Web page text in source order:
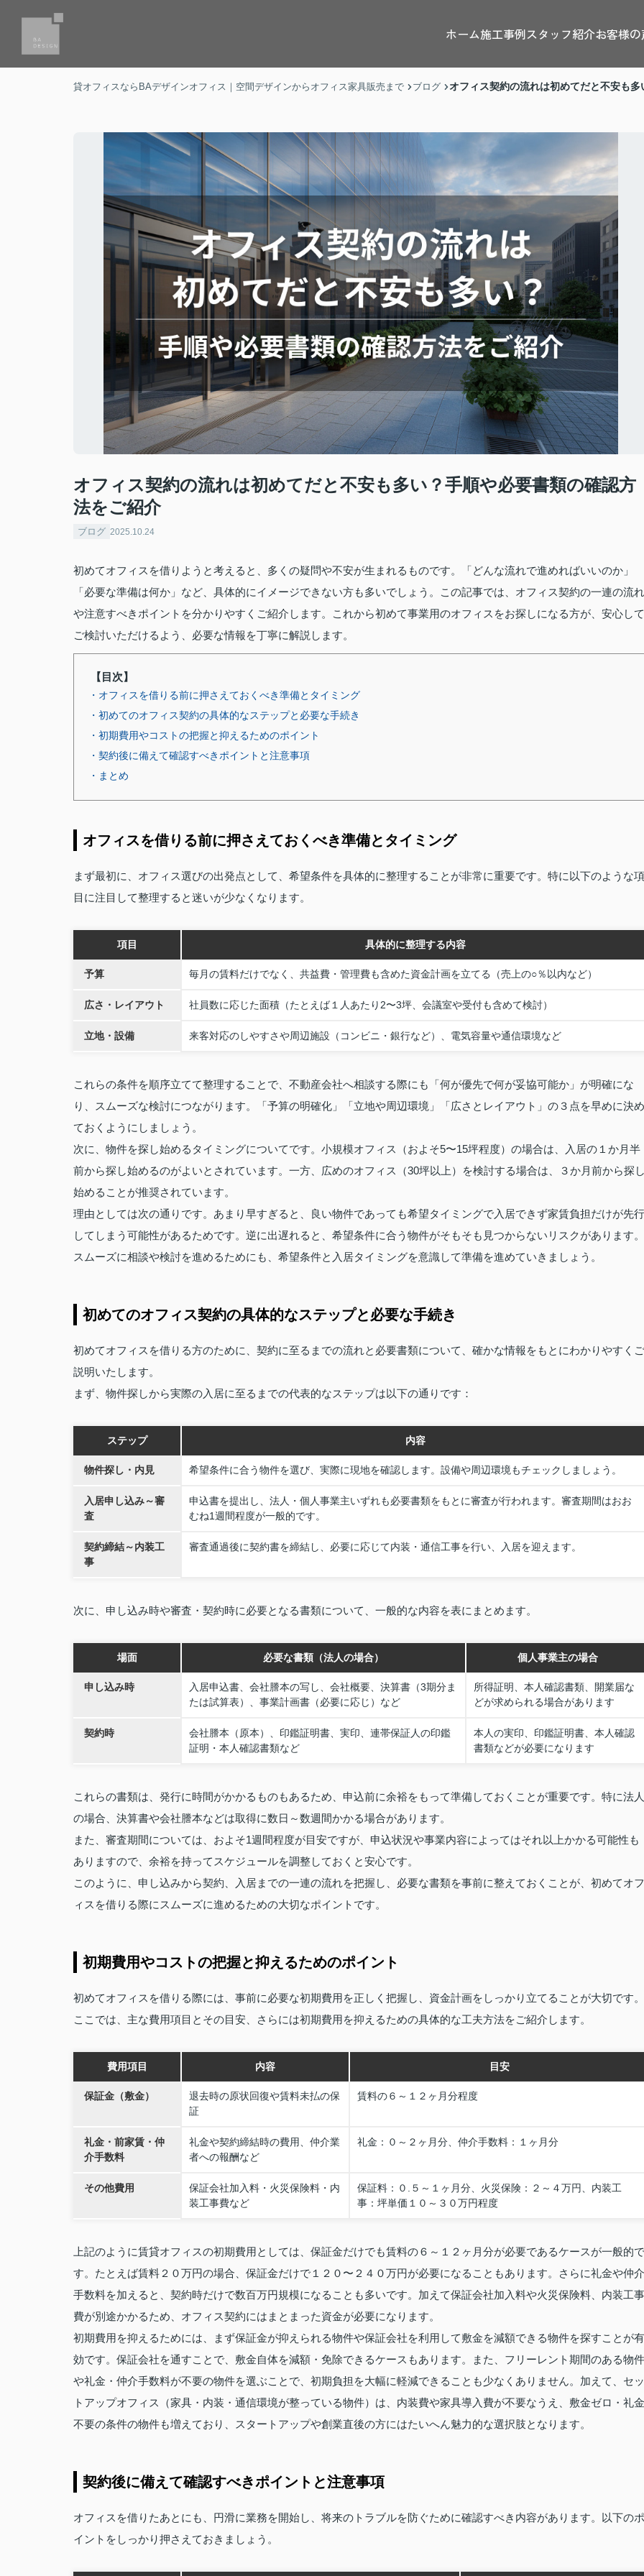
ホーム施工事例スタッフ紹介お客様
貸オフィスならBAデザインオフィス｜空間デザインからオフィス家具販売まで ブログ オフィス契約の流れは初めてだと不安も
オフィス契約の流れは初めてだと不安も多い？手順や必要書類の確認方
法をご紹介
ブログ 2025.10.24
初めてオフィスを借りようと考えると、多くの疑問や不安が生まれるものです。「どんな流れで進めればいいのか」
「必要な準備は何か」など、具体的にイメージできない方も多いでしょう。この記事では、オフィス契約の一連の流れ
や注意すべきポイントを分かりやすくご紹介します。これから初めて事業用のオフィスをお探しになる方が、安心して
ご検討いただけるよう、必要な情報を丁寧に解説します。
【目次】
・オフィスを借りる前に押さえておくべき準備とタイミング
・初めてのオフィス契約の具体的なステップと必要な手続き
・初期費用やコストの把握と抑えるためのポイント
・契約後に備えて確認すべきポイントと注意事項
・まとめ
オフィスを借りる前に押さえておくべき準備とタイミング
まず最初に、オフィス選びの出発点として、希望条件を具体的に整理することが非常に重要です。特に以下のような項
目に注目して整理すると迷いが少なくなります。
項目 具体的に整理する内容
予算 毎月の賃料だけでなく、共益費・管理費も含めた資金計画を立てる（売上の○％以内など）
広さ・レイアウト 社員数に応じた面積（たとえば１人あたり2〜3坪、会議室や受付も含めて検討）
立地・設備 来客対応のしやすさや周辺施設（コンビニ・銀行など）、電気容量や通信環境など
これらの条件を順序立てて整理することで、不動産会社へ相談する際にも「何が優先で何が妥協可能か」が明確にな
り、スムーズな検討につながります。「予算の明確化」「立地や周辺環境」「広さとレイアウト」の３点を早めに決め
ておくようにしましょう。
次に、物件を探し始めるタイミングについてです。小規模オフィス（およそ5〜15坪程度）の場合は、入居の１か月半
前から探し始めるのがよいとされています。一方、広めのオフィス（30坪以上）を検討する場合は、３か月前から探
始めることが推奨されています。
理由としては次の通りです。あまり早すぎると、良い物件であっても希望タイミングで入居できず家賃負担だけが先行
してしまう可能性があるためです。逆に出遅れると、希望条件に合う物件がそもそも見つからないリスクがあります。
スムーズに相談や検討を進めるためにも、希望条件と入居タイミングを意識して準備を進めていきましょう。
初めてのオフィス契約の具体的なステップと必要な手続き
初めてオフィスを借りる方のために、契約に至るまでの流れと必要書類について、確かな情報をもとにわかりやすくご
説明いたします。
まず、物件探しから実際の入居に至るまでの代表的なステップは以下の通りです：
ステップ 内容
物件探し・内見 希望条件に合う物件を選び、実際に現地を確認します。設備や周辺環境もチェックしましょう。
入居申し込み～審
査
申込書を提出し、法人・個人事業主いずれも必要書類をもとに審査が行われます。審査期間はおお
むね1週間程度が一般的です。
契約締結～内装工
事
審査通過後に契約書を締結し、必要に応じて内装・通信工事を行い、入居を迎えます。
次に、申し込み時や審査・契約時に必要となる書類について、一般的な内容を表にまとめます。
場面 必要な書類（法人の場合） 個人事業主の場合
申し込み時
入居申込書、会社謄本の写し、会社概要、決算書（3期分ま
たは試算表）、事業計画書（必要に応じ）など
所得証明、本人確認書類、開業届な
どが求められる場合があります
契約時
会社謄本（原本）、印鑑証明書、実印、連帯保証人の印鑑
証明・本人確認書類など
本人の実印、印鑑証明書、本人確認
書類などが必要になります
これらの書類は、発行に時間がかかるものもあるため、申込前に余裕をもって準備しておくことが重要です。特に法人
の場合、決算書や会社謄本などは取得に数日～数週間かかる場合があります。
また、審査期間については、およそ1週間程度が目安ですが、申込状況や事業内容によってはそれ以上かかる可能性も
ありますので、余裕を持ってスケジュールを調整しておくと安心です。
このように、申し込みから契約、入居までの一連の流れを把握し、必要な書類を事前に整えておくことが、初めてオフ
ィスを借りる際にスムーズに進めるための大切なポイントです。
初期費用やコストの把握と抑えるためのポイント
初めてオフィスを借りる際には、事前に必要な初期費用を正しく把握し、資金計画をしっかり立てることが大切です。
ここでは、主な費用項目とその目安、さらには初期費用を抑えるための具体的な工夫方法をご紹介します。
費用項目 内容 目安
保証金（敷金）
退去時の原状回復や賃料未払の保
証
賃料の６～１２ヶ月分程度
礼金・前家賃・仲
介手数料
礼金や契約締結時の費用、仲介業
者への報酬など
礼金：０～２ヶ月分、仲介手数料：１ヶ月分
その他費用
保証会社加入料・火災保険料・内
装工事費など
保証料：０.５～１ヶ月分、火災保険：２～４万円、内装工
事：坪単価１０～３０万円程度
上記のように賃貸オフィスの初期費用としては、保証金だけでも賃料の６～１２ヶ月分が必要であるケースが一般的で
す。たとえば賃料２０万円の場合、保証金だけで１２０〜２４０万円が必要になることもあります。さらに礼金や仲介
手数料を加えると、契約時だけで数百万円規模になることも多いです。加えて保証会社加入料や火災保険料、内装工事
費が別途かかるため、オフィス契約にはまとまった資金が必要になります。
初期費用を抑えるためには、まず保証金が抑えられる物件や保証会社を利用して敷金を減額できる物件を探すことが有
効です。保証会社を通すことで、敷金自体を減額・免除できるケースもあります。また、フリーレント期間のある物件
や礼金・仲介手数料が不要の物件を選ぶことで、初期負担を大幅に軽減できることも少なくありません。加えて、セッ
トアップオフィス（家具・内装・通信環境が整っている物件）は、内装費や家具導入費が不要なうえ、敷金ゼロ・礼金
不要の条件の物件も増えており、スタートアップや創業直後の方にはたいへん魅力的な選択肢となります。
契約後に備えて確認すべきポイントと注意事項
オフィスを借りたあとにも、円滑に業務を開始し、将来のトラブルを防ぐために確認すべき内容があります。以下のポ
イントをしっかり押さえておきましょう。